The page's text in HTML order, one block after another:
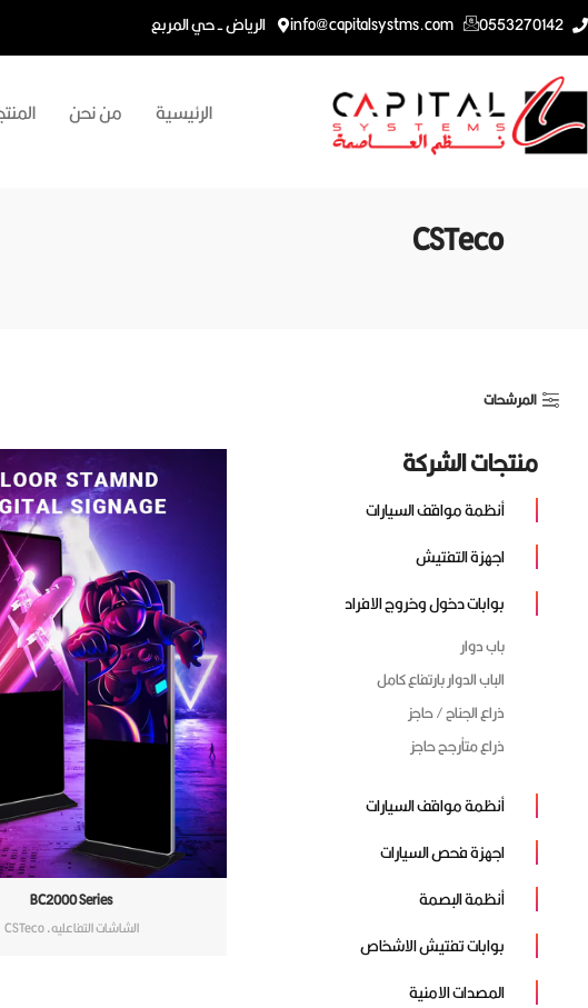
0553270142
info@capitalsystms.com الرياض - حي المربع
الرئيسية من نحن
CSTeco
المرشحات
منتجات الشركة
أنظمة مواقف السيارات
اجهزة التفتيش
بوابات دخول وخروج الافراد
باب دوار
الباب الدوار بارتفاع كامل
ذراع الجناح / حاجز
ذراع متأرجح حاجز
أنظمة مواقف السيارات
اجهزة فحص السيارات
أنظمة البصمة
بوابات تفتيش الاشخاص
المصدات الامنية
BC2000 Series
الشاشات التفاعليه,
CSTeco